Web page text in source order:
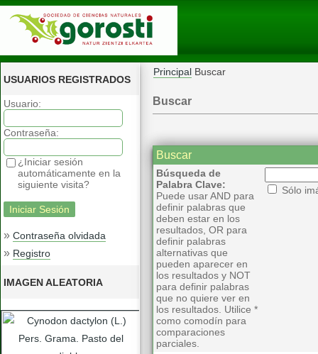
USUARIOS REGISTRADOS
Usuario:
Contraseña:
¿Iniciar sesión
automáticamente en la
siguiente visita?
» Contraseña olvidada
» Registro
IMAGEN ALEATORIA
Principal Buscar
Buscar
Buscar
Búsqueda de
Palabra Clave:
Puede usar AND para
definir palabras que
deben estar en los
resultados, OR para
definir palabras
alternativas que
pueden aparecer en
los resultados y NOT
para definir palabras
que no quiere ver en
los resultados. Utilice *
como comodín para
comparaciones
parciales.
Sólo